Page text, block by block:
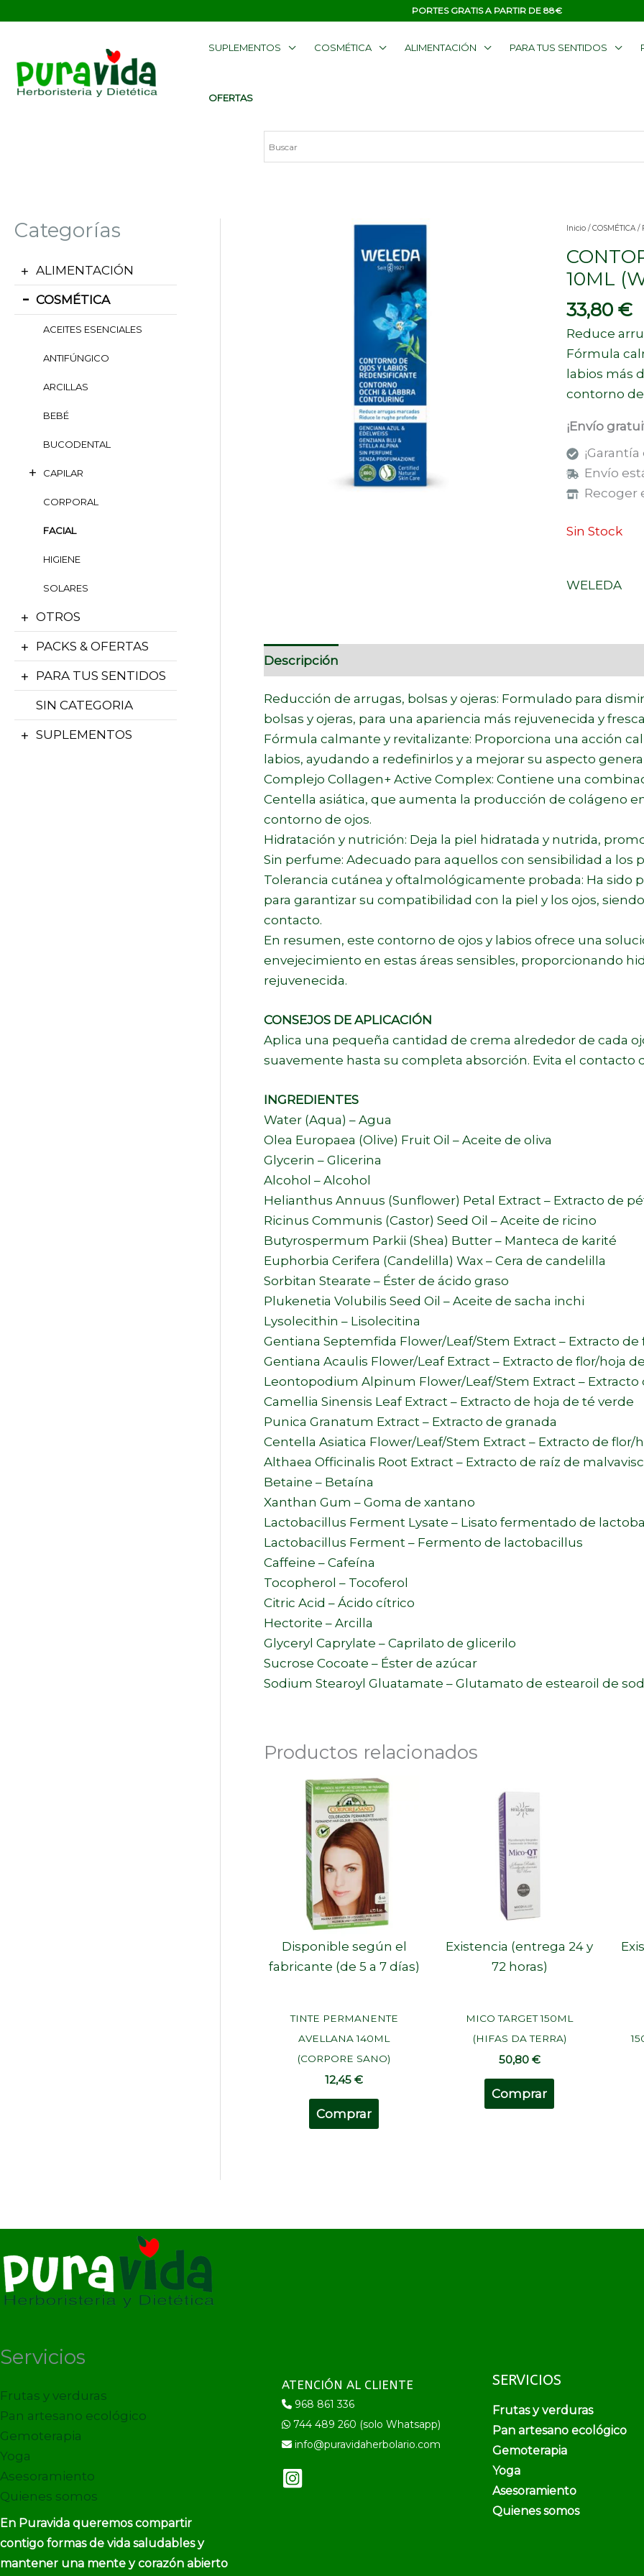
PORTES GRATIS A PARTIR DE 88€
SUPLEMENTOS COSMÉTICA ALIMENTACIÓN PARA TUS SENTIDOS
OFERTAS
Categorías
ALIMENTACIÓN
COSMÉTICA
ACEITES ESENCIALES
ANTIFÚNGICO
ARCILLAS
BEBÉ
BUCODENTAL
CAPILAR
CORPORAL
FACIAL
HIGIENE
SOLARES
OTROS
PACKS & OFERTAS
PARA TUS SENTIDOS
SIN CATEGORIA
SUPLEMENTOS
Inicio/COSMÉTICA/
10ML
33,80 €
Reduce
Fórmula
labios más
contorno
¡Envío
Envío
Recoger
Sin Stock
WELEDA
Descripción
Reducción de arrugas, bolsas y ojeras: Formulado para
bolsas y ojeras, para una apariencia más rejuvenecida y
Fórmula calmante y revitalizante: Proporciona una acción
labios, ayudando a redefinirlos y a mejorar su aspecto
Complejo Collagen+ Active Complex: Contiene una
Centella asiática, que aumenta la producción de colágeno
contorno de ojos.
Hidratación y nutrición: Deja la piel hidratada y nutrida,
Sin perfume: Adecuado para aquellos con sensibilidad a
Tolerancia cutánea y oftalmológicamente probada: Ha
para garantizar su compatibilidad con la piel y los ojos,
contacto.
En resumen, este contorno de ojos y labios ofrece una
envejecimiento en estas áreas sensibles, proporcionando
rejuvenecida.
CONSEJOS DE APLICACIÓN
Aplica una pequeña cantidad de crema alrededor de cada
suavemente hasta su completa absorción. Evita el contacto
INGREDIENTES
Water (Aqua) – Agua
Olea Europaea (Olive) Fruit Oil – Aceite de oliva
Glycerin – Glicerina
Alcohol – Alcohol
Helianthus Annuus (Sunflower) Petal Extract – Extracto de
Ricinus Communis (Castor) Seed Oil – Aceite de ricino
Butyrospermum Parkii (Shea) Butter – Manteca de karité
Euphorbia Cerifera (Candelilla) Wax – Cera de candelilla
Sorbitan Stearate – Éster de ácido graso
Plukenetia Volubilis Seed Oil – Aceite de sacha inchi
Lysolecithin – Lisolecitina
Gentiana Septemfida Flower/Leaf/Stem Extract – Extracto
Gentiana Acaulis Flower/Leaf Extract – Extracto de flor/hoja
Leontopodium Alpinum Flower/Leaf/Stem Extract –
Camellia Sinensis Leaf Extract – Extracto de hoja de té verde
Punica Granatum Extract – Extracto de granada
Centella Asiatica Flower/Leaf/Stem Extract – Extracto de
Althaea Officinalis Root Extract – Extracto de raíz de
Betaine – Betaína
Xanthan Gum – Goma de xantano
Lactobacillus Ferment Lysate – Lisato fermentado de
Lactobacillus Ferment – Fermento de lactobacillus
Caffeine – Cafeína
Tocopherol – Tocoferol
Citric Acid – Ácido cítrico
Hectorite – Arcilla
Glyceryl Caprylate – Caprilato de glicerilo
Sucrose Cocoate – Éster de azúcar
Sodium Stearoyl Gluatamate – Glutamato de estearoil de
Productos relacionados
Disponible según el
fabricante (de 5 a 7 días)
TINTE PERMANENTE
AVELLANA 140ML
(CORPORE SANO)
12,45€
Comprar
Existencia (entrega 24 y
72 horas)
MICO TARGET 150ML
(HIFAS DA TERRA)
50,80 €
Comprar
Servicios
Frutas y verduras
Pan artesano ecológico
Gemoterapia
Yoga
Asesoramiento
Quienes somos
En Puravida queremos compartir
contigo formas de vida saludables y
mantener una mente y corazón abierto
ATENCIÓN AL CLIENTE
968 861 336
744 489 260 (solo Whatsapp)
info@puravidaherbolario.com
SERVICIOS
Frutas y verduras
Pan artesano ecológico
Gemoterapia
Yoga
Asesoramiento
Quienes somos